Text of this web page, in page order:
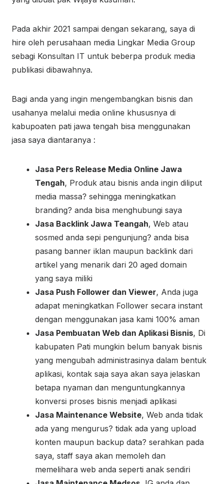
Pada akhir 2021 sampai dengan sekarang, saya di
hire oleh perusahaan media Lingkar Media Group
sebagi Konsultan IT untuk beberpa produk media
publikasi dibawahnya.
Bagi anda yang ingin mengembangkan bisnis dan
usahanya melalui media online khususnya di
kabupoaten pati jawa tengah bisa menggunakan
jasa saya diantaranya :
Jasa Pers Release Media Online Jawa
Tengah, Produk atau bisnis anda ingin diliput
media massa? sehingga meningkatkan
branding? anda bisa menghubungi saya
Jasa Backlink Jawa Teangah, Web atau
sosmed anda sepi pengunjung? anda bisa
pasang banner iklan maupun backlink dari
artikel yang menarik dari 20 aged domain
yang saya miliki
Jasa Push Follower dan Viewer, Anda juga
adapat meningkatkan Follower secara instant
dengan menggunakan jasa kami 100% aman
Jasa Pembuatan Web dan Aplikasi Bisnis, Di
kabupaten Pati mungkin belum banyak bisnis
yang mengubah administrasinya dalam bentuk
aplikasi, kontak saja saya akan saya jelaskan
betapa nyaman dan menguntungkannya
konversi proses bisnis menjadi aplikasi
Jasa Maintenance Website, Web anda tidak
ada yang mengurus? tidak ada yang upload
konten maupun backup data? serahkan pada
saya, staff saya akan memoleh dan
memelihara web anda seperti anak sendiri